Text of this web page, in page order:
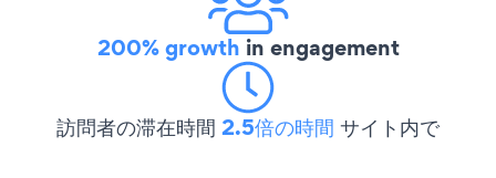
200% growth in engagement
訪問者の滞在時間 2.5倍の時間 サイト内で